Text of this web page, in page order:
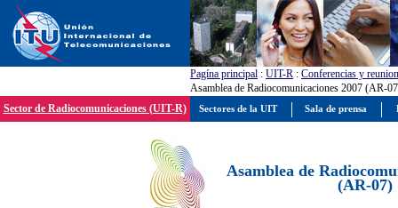
Pagína principal : UIT-R : Conferencias y
Asamblea de Radiocomunicaciones 2007 (AR-
Sector de Radiocomunicaciones (UIT-R)
Asamblea de
(AR-07)
Sectores de la UIT Sala de prensa